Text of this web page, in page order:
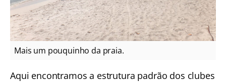
Mais um pouquinho da praia.
Aqui encontramos a estrutura padrão dos clubes